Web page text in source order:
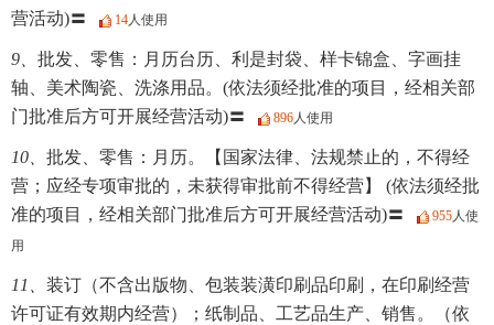
营活动)〓 14人使用
9、 批发、零售：月历台历、利是封袋、样卡锦盒、字画挂
轴、美术陶瓷、洗涤用品。(依法须经批准的项目，经相关部
门批准后方可开展经营活动)〓
896人使用
10、 批发、零售：月历。【国家法律、法规禁止的，不得经
营；应经专项审批的，未获得审批前不得经营】 (依法须经批
准的项目，经相关部门批准后方可开展经营活动)〓
955人使
用
11、 装订（不含出版物、包装装潢印刷品印刷，在印刷经营
许可证有效期内经营）；纸制品、工艺品生产、销售。（依